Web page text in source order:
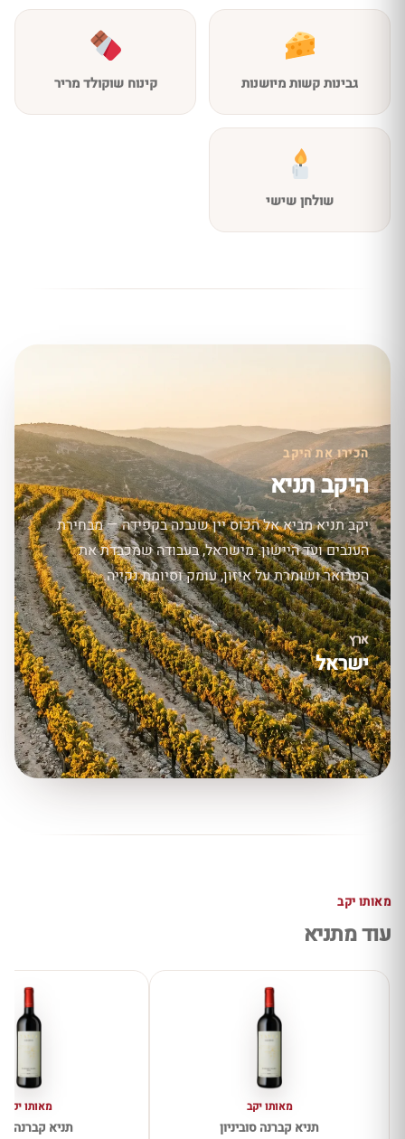
גבינות קשות מיושנות קינוח שוקולד מריר
שולחן שישי
הכירו את היקב
היקב תניא
יקב תניא מביא אל הכוס יין שנבנה בקפידה — מבחירת
הענבים ועד היישון. מישראל, בעבודה שמכבדת את
הטרואר ושומרת על איזון, עומק וסיומת נקייה.
ארץ
ישראל
מאותו יקב
עוד מתניא
מאותו יקב
תניא קברנה סוביניון
מאותו יקב
תניא קברנה